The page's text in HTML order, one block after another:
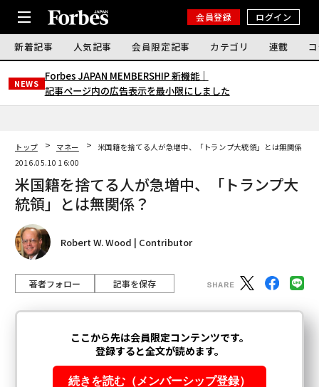
会員登録 ログイン
新着記事 人気記事 会員限定記事 カテゴリ 連載
NEWS
Forbes JAPAN MEMBERSHIP 新機能｜
記事ページ内の広告表示を最小限にしました
トップ マネー
米国籍を捨てる人が急増中、「トランプ大統領」とは無関係？
2016.05.10 16:00
米国籍を捨てる人が急増中、「トランプ大
統領」とは無関係？
Robert W. Wood | Contributor
著者フォロー 記事を保存